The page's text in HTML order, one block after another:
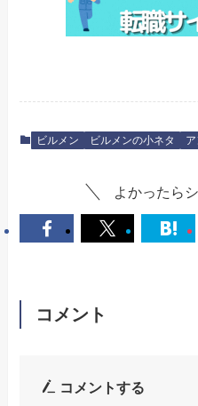
ビルメン ビルメンの小ネタ
よかったら
コメント
コメントする